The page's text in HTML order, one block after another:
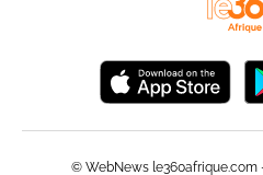
© WebNews le360afrique.com